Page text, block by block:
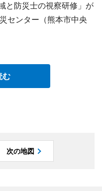
と防災士の視察研修」が
センター（熊本市中央
む
次の地図